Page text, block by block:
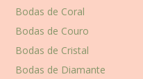
Bodas de Coral
Bodas de Couro
Bodas de Cristal
Bodas de Diamante